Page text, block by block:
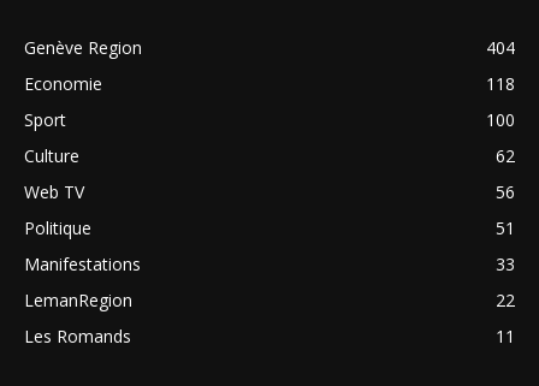
Genève Region
404
Economie
118
Sport
100
Culture
62
Web TV
56
Politique
51
Manifestations
33
LemanRegion
22
Les Romands
11